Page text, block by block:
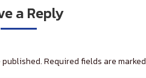
a Reply
Required fields are marked